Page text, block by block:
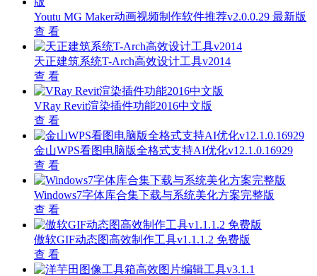
Youtu MG Maker动画视频制作软件推荐v2.0.0.29 最新版
查 看
天正建筑系统T-Arch高效设计工具v2014
查 看
VRay Revit渲染插件功能2016中文版
查 看
金山WPS看图电脑版全格式支持AI优化v12.1.0.16929
查 看
Windows7字体库合集下载与系统美化方案完整版
查 看
傲软GIF动态图高效制作工具v1.1.1.2 免费版
查 看